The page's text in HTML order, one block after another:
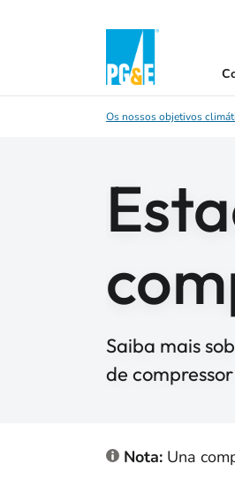
Os nossos objetivos
Saiba mais
de compressor
Nota: Una